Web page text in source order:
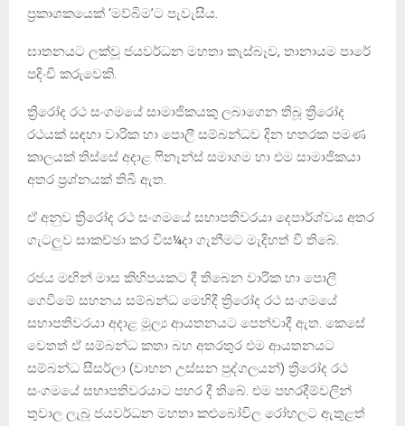
ප්‍රකාශකයෙක් ‘මව්බිම’ට පැවැසීය.
ඝාතනයට ලක්වූ ජයවර්ධන මහතා කැස්බෑව, තානායම පාරේ
පදිංචි කරුවෙකි.
ත්‍රිරෝද රථ සංගමයේ සාමාජිකයකු ලබාගෙන තිබූ ත්‍රිරෝද
රථයක් සඳහා වාරික හා පොලී සම්බන්ධව දින හතරක පමණ
කාලයක් තිස්සේ අදාළ ෆිනෑන්ස් සමාගම හා එම සාමාජිකයා
අතර ප්‍රශ්නයක් තිබී ඇත.
ඒ අනුව ත්‍රිරෝද රථ සංගමයේ සභාපතිවරයා දෙපාර්ශ්වය අතර
ගැටලුව සාකච්ඡා කර විස¼දා ගැනීමට මැදිහත් වී තිබේ.
රජය මඟින් මාස කිහිපයකට දී තිබෙන වාරික හා පොලී
ගෙවීමේ සහනය සම්බන්ධ මෙහිදී ත්‍රිරෝද රථ සංගමයේ
සභාපතිවරයා අදාළ මූල්‍ය ආයතනයට පෙන්වාදී ඇත. කෙසේ
වෙතත් ඒ සම්බන්ධ කතා බහ අතරතුර එම ආයතනයට
සම්බන්ධ සීසර්ලා (වාහන උස්සන පුද්ගලයන්) ත්‍රිරෝද රථ
සංගමයේ සභාපතිවරයාට පහර දී තිබේ. එම පහරදීම්වලින්
තුවාල ලැබූ ජයවර්ධන මහතා කළුබෝවිල රෝහලට ඇතුළත්